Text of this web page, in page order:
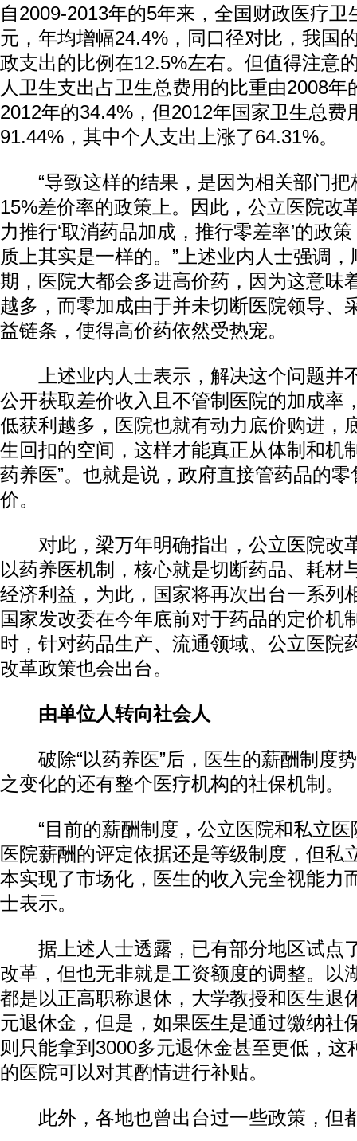
自2009-2013年的5年来，全国财政医疗卫
元，年均增幅24.4%，同口径对比，我国
政支出的比例在12.5%左右。但值得注意
人卫生支出占卫生总费用的比重由2008年
2012年的34.4%，但2012年国家卫生总费
91.44%，其中个人支出上涨了64.31%。
“导致这样的结果，是因为相关部门把
15%差价率的政策上。因此，公立医院改
力推行‘取消药品加成，推行零差率’的政
质上其实是一样的。”上述业内人士强调
期，医院大都会多进高价药，因为这意味
越多，而零加成由于并未切断医院领导、
益链条，使得高价药依然受热宠。
上述业内人士表示，解决这个问题并
公开获取差价收入且不管制医院的加成率
低获利越多，医院也就有动力底价购进，
生回扣的空间，这样才能真正从体制和机
药养医”。也就是说，政府直接管药品的
价。
对此，梁万年明确指出，公立医院改
以药养医机制，核心就是切断药品、耗材
经济利益，为此，国家将再次出台一系列
国家发改委在今年底前对于药品的定价机
时，针对药品生产、流通领域、公立医院
改革政策也会出台。
由单位人转向社会人
破除“以药养医”后，医生的薪酬制度
之变化的还有整个医疗机构的社保机制。
“目前的薪酬制度，公立医院和私立医
医院薪酬的评定依据还是等级制度，但私
本实现了市场化，医生的收入完全视能力
士表示。
据上述人士透露，已有部分地区试点
改革，但也无非就是工资额度的调整。以
都是以正高职称退休，大学教授和医生退
元退休金，但是，如果医生是通过缴纳社
则只能拿到3000多元退休金甚至更低，这
的医院可以对其酌情进行补贴。
此外，各地也曾出台过一些政策，但